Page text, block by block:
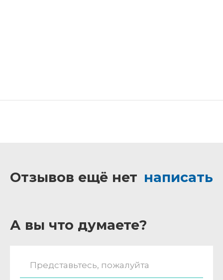
Отзывов ещё нет написать
А вы что думаете?